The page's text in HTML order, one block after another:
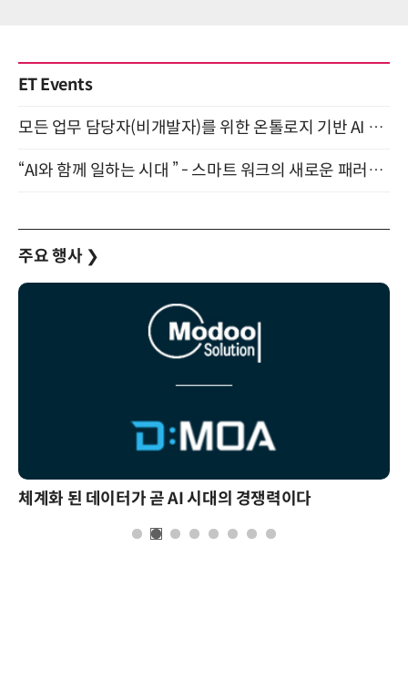
ET Events
모든 업무 담당자(비개발자)를 위한 온톨로지 기반 AI 지식체계 설계 1-day 워크숍 8월 20일 개최
“AI와 함께 일하는 시대 ” - 스마트 워크의 새로운 패러다임 (9/11)
주요 행사 ❯
체계화 된 데이터가 곧 AI 시대의 경쟁력이다